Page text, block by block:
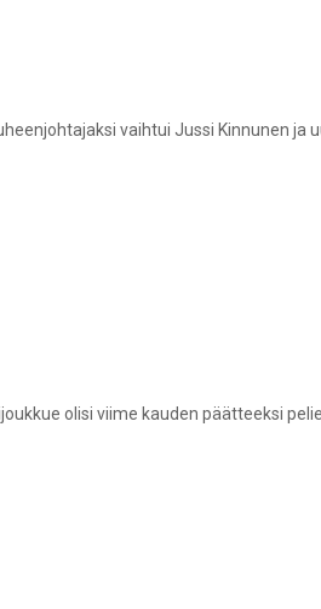
vaihtui Jussi Kinnunen ja
olisi viime kauden päätteeksi